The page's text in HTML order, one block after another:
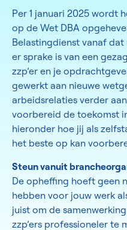
Per 1 januari 2025 wordt
op de Wet DBA
Belastingdienst vanaf
er sprake is van een
zzp’er en je
gewerkt aan nieuwe
arbeidsrelaties verder
voorbereid de toekomst
hieronder hoe jij als
het beste op kan
Steun vanuit
De opheffing hoeft geen
hebben voor jouw werk
juist om de
zzp’ers professioneler te